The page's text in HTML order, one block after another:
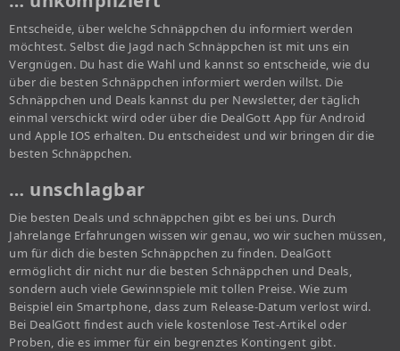
Entscheide, über welche Schnäppchen du informiert werden
möchtest. Selbst die Jagd nach Schnäppchen ist mit uns ein
Vergnügen. Du hast die Wahl und kannst so entscheide, wie du
über die besten Schnäppchen informiert werden willst. Die
Schnäppchen und Deals kannst du per Newsletter, der täglich
einmal verschickt wird oder über die DealGott App für Android
und Apple IOS erhalten. Du entscheidest und wir bringen dir die
besten Schnäppchen.
… unschlagbar
Die besten Deals und schnäppchen gibt es bei uns. Durch
Jahrelange Erfahrungen wissen wir genau, wo wir suchen müssen,
um für dich die besten Schnäppchen zu finden. DealGott
ermöglicht dir nicht nur die besten Schnäppchen und Deals,
sondern auch viele Gewinnspiele mit tollen Preise. Wie zum
Beispiel ein Smartphone, dass zum Release-Datum verlost wird.
Bei DealGott findest auch viele kostenlose Test-Artikel oder
Proben, die es immer für ein begrenztes Kontingent gibt.